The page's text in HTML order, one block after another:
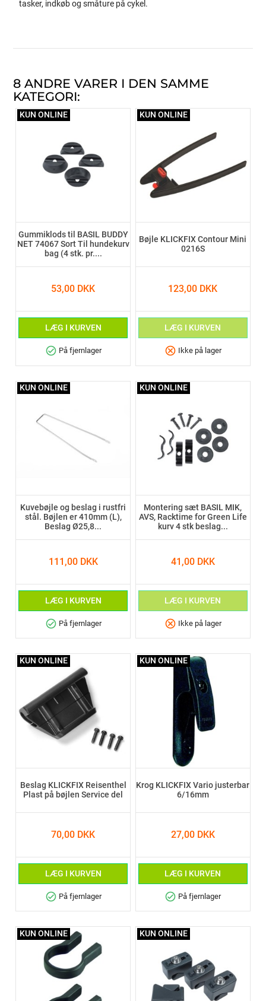
tasker, indkøb og småture på cykel.
8 ANDRE VARER I DEN SAMME
KATEGORI:
Gummiklods til BASIL BUDDY
NET 74067 Sort Til hundekurv
bag (4 stk. pr....
53,00 DKK
LÆG I KURVEN
check_circle På fjernlager
KUN ONLINE
Bøjle KLICKFIX Contour Mini
0216S
123,00 DKK
LÆG I KURVEN
cancel Ikke på lager
KUN ONLINE
Kuvebøjle og beslag i rustfri
stål. Bøjlen er 410mm (L),
Beslag Ø25,8...
111,00 DKK
LÆG I KURVEN
check_circle På fjernlager
KUN ONLINE
Montering sæt BASIL MIK,
AVS, Racktime for Green Life
kurv 4 stk beslag...
41,00 DKK
LÆG I KURVEN
cancel Ikke på lager
KUN ONLINE
Beslag KLICKFIX Reisenthel
Plast på bøjlen Service del
70,00 DKK
LÆG I KURVEN
check_circle På fjernlager
KUN ONLINE
Krog KLICKFIX Vario justerbar
6/16mm
27,00 DKK
LÆG I KURVEN
check_circle På fjernlager
KUN ONLINE
KUN ONLINE KUN ONLINE